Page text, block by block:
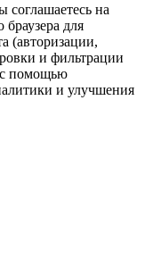
соглашаетесь на
для
(авторизации,
и фильтрации
с помощью
и улучшения